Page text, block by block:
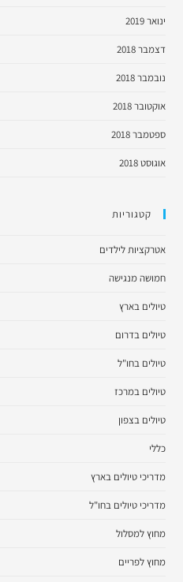
ינואר 2019
דצמבר 2018
נובמבר 2018
אוקטובר 2018
ספטמבר 2018
אוגוסט 2018
קטגוריות
אטרקציות לילדים
חמושה מנגישה
טיולים בארץ
טיולים בדרום
טיולים בחו"ל
טיולים במרכז
טיולים בצפון
כללי
מדריכי טיולים בארץ
מדריכי טיולים בחו"ל
מחוץ למסלול
מחוץ לפריים